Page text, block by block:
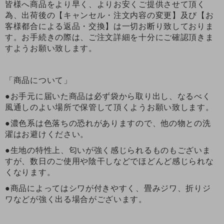
皆様へ商品をより早く、よりお安くご提供させて頂く
為、出荷後の【キャンセル・注文内容の変更】及び【お
客様都合による返品・交換】は一切お断り致しておりま
す。お手続きの際は、ご注文詳細を十分にご確認頂きま
すようお願い致します。
「商品について」
●お手元に届いた商品は必ず袋から取り出し、なるべく
風通しのよい場所で保管して頂くようお願い致します。
●濃色系は色落ちの恐れがありますので、他の物との洗
濯はお避けください。
●生地の特性上、匂いが強く感じられるものもございま
すが、数日のご使用や陰干しなどでほどんど感じられな
くなります。
●商品によってはシワが付きやすく、畳みジワ、折りジ
ワなどが強く出る場合がございます。